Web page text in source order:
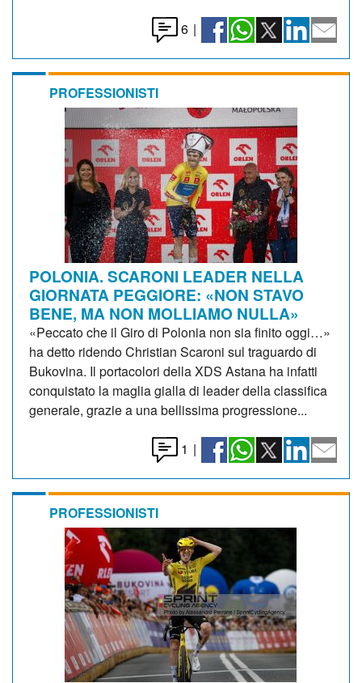
6 |
PROFESSIONISTI
POLONIA. SCARONI LEADER NELLA
GIORNATA PEGGIORE: «NON STAVO
BENE, MA NON MOLLIAMO NULLA»
«Peccato che il Giro di Polonia non sia finito oggi…»
ha detto ridendo Christian Scaroni sul traguardo di
Bukovina. Il portacolori della XDS Astana ha infatti
conquistato la maglia gialla di leader della classifica
generale, grazie a una bellissima progressione...
1 |
PROFESSIONISTI